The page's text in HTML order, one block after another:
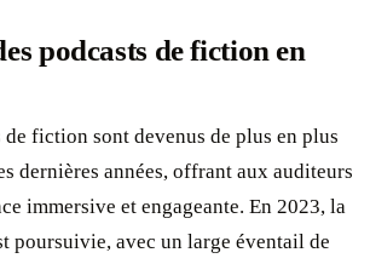
podcasts de fiction en
de fiction sont devenus de plus en plus
dernières années, offrant aux auditeurs
immersive et engageante. En 2023, la
poursuivie, avec un large éventail de